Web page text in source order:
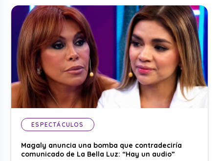
ESPECTÁCULOS
Magaly anuncia una bomba que contradeciría
comunicado de La Bella Luz: “Hay un audio”